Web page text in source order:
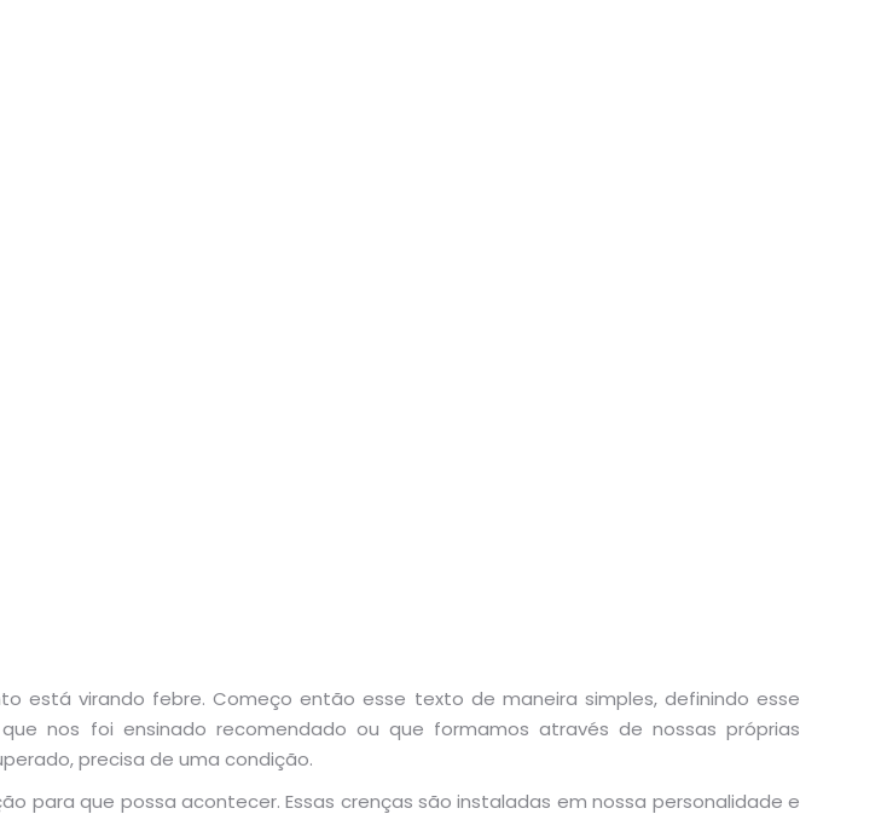
está virando febre. Começo então esse texto de maneira simples, definindo esse
nos foi ensinado recomendado ou que formamos através de nossas próprias
precisa de uma condição.
para que possa acontecer. Essas crenças são instaladas em nossa personalidade e